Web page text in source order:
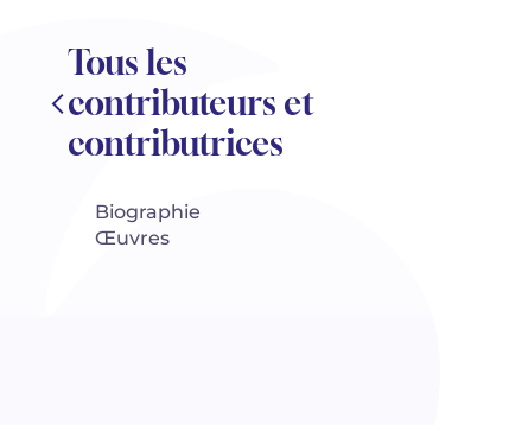
Tous les
contributeurs et
contributrices
Biographie
Œuvres